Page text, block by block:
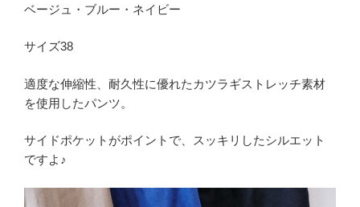
ベージュ・ブルー・ネイビー
サイズ38
適度な伸縮性、耐久性に優れたカツラギストレッチ素材
を使用したパンツ。
サイドポケットがポイントで、スッキリしたシルエット
ですよ♪